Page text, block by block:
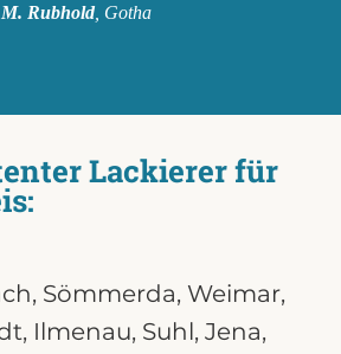
M. Rubhold, Gotha
Lackierer für
, Sömmerda, Weimar,
, Ilmenau, Suhl, Jena,